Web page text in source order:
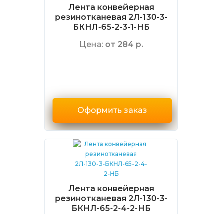
Лента конвейерная
резинотканевая 2Л-130-3-
БКНЛ-65-2-3-1-НБ
Цена: от 284 р.
Оформить заказ
Лента конвейерная
резинотканевая 2Л-130-3-
БКНЛ-65-2-4-2-НБ